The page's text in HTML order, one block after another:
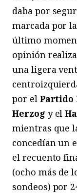
daba por
marcada por
último
opinión
una ligera
por el Partido
Herzog y el
mientras que
concedían un
el recuento
(ocho más de
sondeos) por